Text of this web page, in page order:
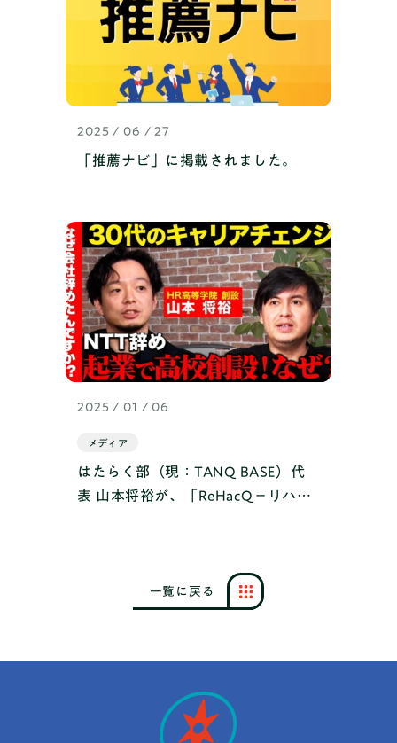
2025 / 06 / 27
「推薦ナビ」に掲載されました。
2025 / 01 / 06
メディア
はたらく部（現：TANQ BASE）代
表 山本将裕が、「ReHacQ−リハッ
一覧 に 戻 る